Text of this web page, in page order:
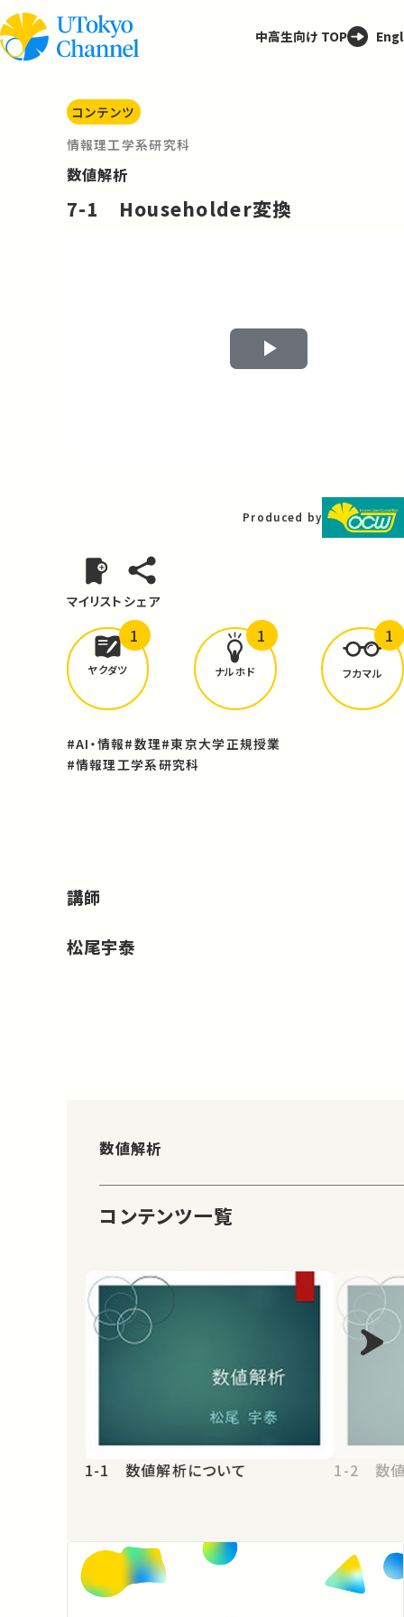
中高生向け TOP
コンテンツ
情報理工学系研究科
数値解析
7-1 Householder変換
Play
Produced by
マイリスト シェア
どんな学びがありましたか？
ヤクダツ
1
ナルホド
1
フカマル
1
#AI・情報#数理#東京大学正規授業
#情報理工学系研究科
講師
松尾宇泰
数値解析
コンテンツ一覧
1-1 数値解析について 1-2 数値